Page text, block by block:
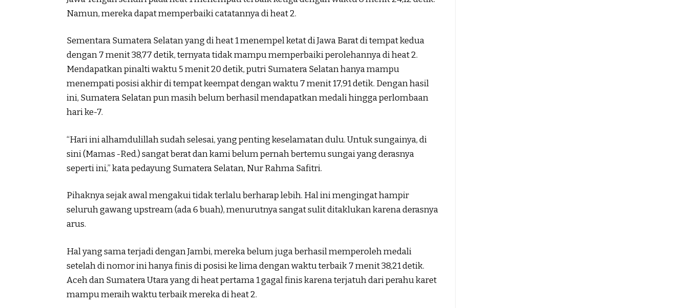
Namun, mereka dapat memperbaiki catatannya di heat 2.
Sementara Sumatera Selatan yang di heat 1 menempel ketat di Jawa Barat di tempat kedua
dengan 7 menit 38,77 detik, ternyata tidak mampu memperbaiki perolehannya di heat 2.
Mendapatkan pinalti waktu 5 menit 20 detik, putri Sumatera Selatan hanya mampu
menempati posisi akhir di tempat keempat dengan waktu 7 menit 17,91 detik. Dengan hasil
ini, Sumatera Selatan pun masih belum berhasil mendapatkan medali hingga perlombaan
hari ke-7.
“Hari ini alhamdulillah sudah selesai, yang penting keselamatan dulu. Untuk sungainya, di
sini (Mamas -Red.) sangat berat dan kami belum pernah bertemu sungai yang derasnya
seperti ini,” kata pedayung Sumatera Selatan, Nur Rahma Safitri.
Pihaknya sejak awal mengakui tidak terlalu berharap lebih. Hal ini mengingat hampir
seluruh gawang upstream (ada 6 buah), menurutnya sangat sulit ditaklukan karena derasnya
arus.
Hal yang sama terjadi dengan Jambi, mereka belum juga berhasil memperoleh medali
setelah di nomor ini hanya finis di posisi ke lima dengan waktu terbaik 7 menit 38,21 detik.
Aceh dan Sumatera Utara yang di heat pertama 1 gagal finis karena terjatuh dari perahu karet
mampu meraih waktu terbaik mereka di heat 2.